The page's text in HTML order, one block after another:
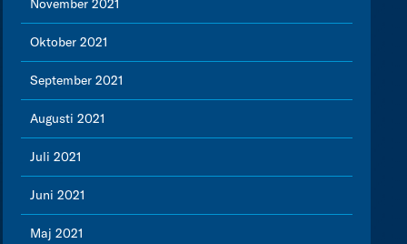
November 2021
Oktober 2021
September 2021
Augusti 2021
Juli 2021
Juni 2021
Maj 2021